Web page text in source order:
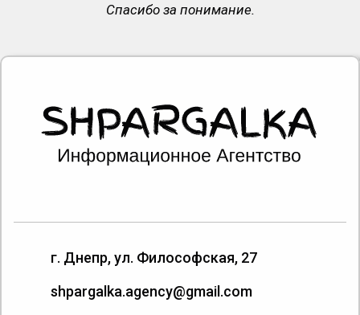
Спасибо за понимание.
г. Днепр, ул. Философская, 27
shpargalka.agency@gmail.com